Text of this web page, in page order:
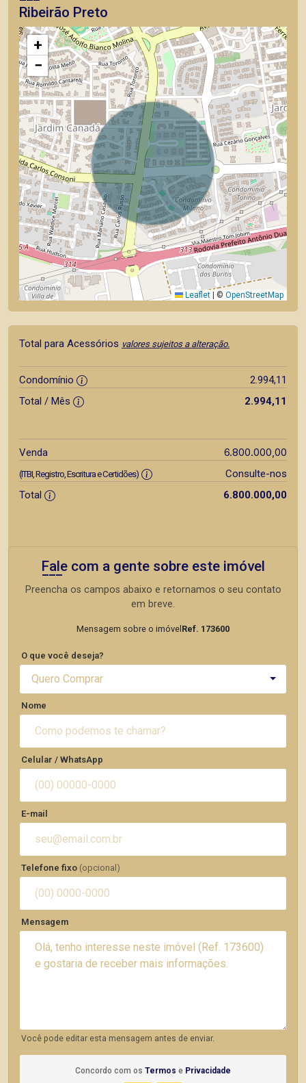
Ribeirão Preto
+
−
Leaflet © OpenStreetMap
Total para Acessórios valores sujeitos a alteração.
Condomínio
2.994,11
Total / Mês
2.994,11
Venda 6.800.000,00
(ITBI, Registro, Escritura e Certidões)
Consulte-nos
Total
6.800.000,00
Fale com a gente sobre este imóvel
Preencha os campos abaixo e retornamos o seu contato
em breve.
Mensagem sobre o imóvel Ref. 173600
O que você deseja?
Quero Comprar
Nome
Celular / WhatsApp
E-mail
Telefone fixo (opcional)
Mensagem
Você pode editar esta mensagem antes de enviar.
Concordo com os Termos e Privacidade